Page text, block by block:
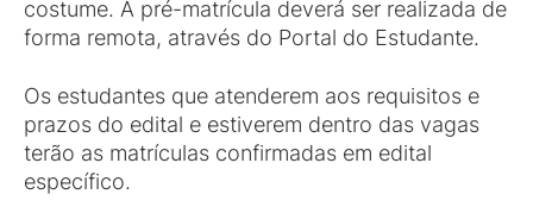
costume. A pré-matrícula deverá ser realizada de
forma remota, através do Portal do Estudante.
Os estudantes que atenderem aos requisitos e
prazos do edital e estiverem dentro das vagas
terão as matrículas confirmadas em edital
específico.